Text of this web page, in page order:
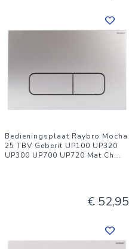
Bedieningsplaat Raybro Mocha
25 TBV Geberit UP100 UP320
UP300 UP700 UP720 Mat Ch...
€ 52,95